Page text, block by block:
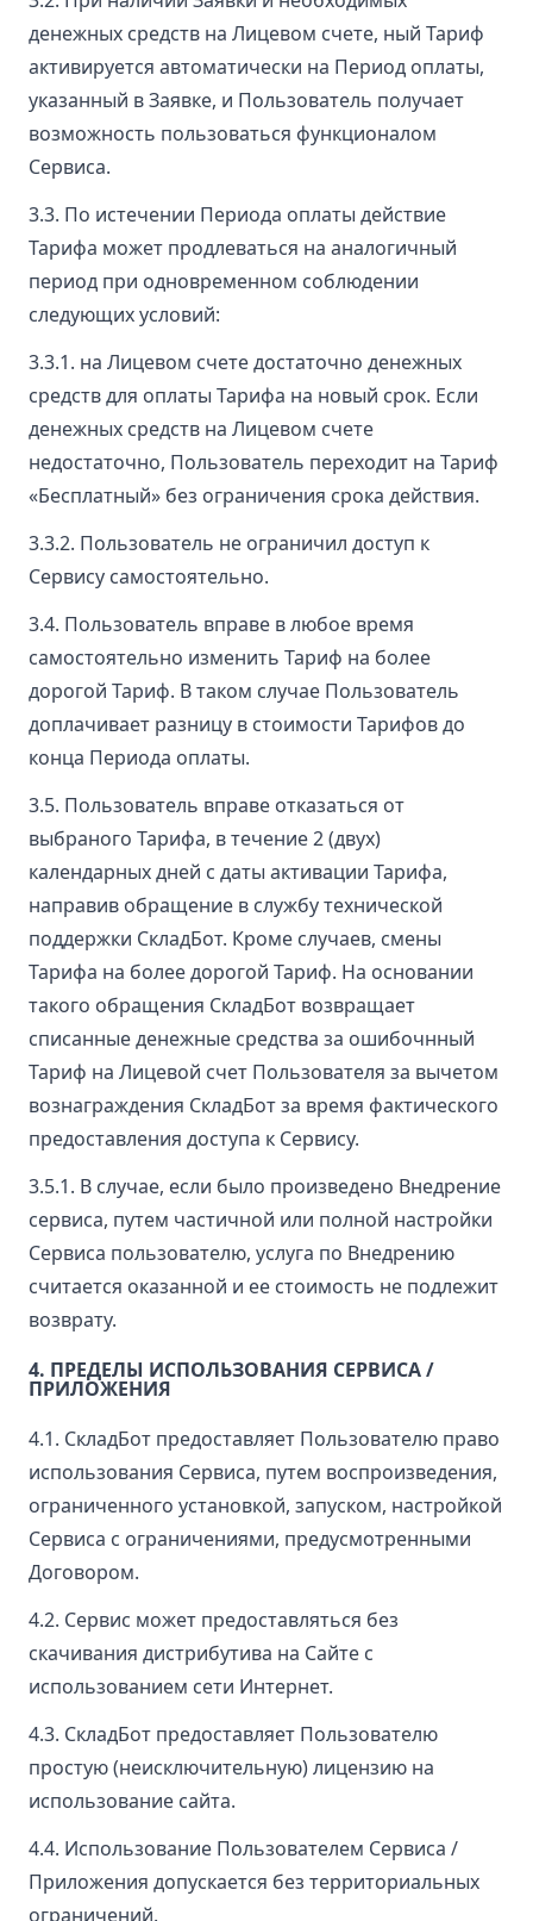
денежных средств на Лицевом счете, ный Тариф
активируется автоматически на Период оплаты,
указанный в Заявке, и Пользователь получает
возможность пользоваться функционалом
Сервиса.
3.3. По истечении Периода оплаты действие
Тарифа может продлеваться на аналогичный
период при одновременном соблюдении
следующих условий:
3.3.1. на Лицевом счете достаточно денежных
средств для оплаты Тарифа на новый срок. Если
денежных средств на Лицевом счете
недостаточно, Пользователь переходит на Тариф
«Бесплатный» без ограничения срока действия.
3.3.2. Пользователь не ограничил доступ к
Сервису самостоятельно.
3.4. Пользователь вправе в любое время
самостоятельно изменить Тариф на более
дорогой Тариф. В таком случае Пользователь
доплачивает разницу в стоимости Тарифов до
конца Периода оплаты.
3.5. Пользователь вправе отказаться от
выбраного Тарифа, в течение 2 (двух)
календарных дней с даты активации Тарифа,
направив обращение в службу технической
поддержки СкладБот. Кроме случаев, смены
Тарифа на более дорогой Тариф. На основании
такого обращения СкладБот возвращает
списанные денежные средства за ошибочнный
Тариф на Лицевой счет Пользователя за вычетом
вознаграждения СкладБот за время фактического
предоставления доступа к Сервису.
3.5.1. В случае, если было произведено Внедрение
сервиса, путем частичной или полной настройки
Сервиса пользователю, услуга по Внедрению
считается оказанной и ее стоимость не подлежит
возврату.
4. ПРЕДЕЛЫ ИСПОЛЬЗОВАНИЯ СЕРВИСА /
ПРИЛОЖЕНИЯ
4.1. СкладБот предоставляет Пользователю право
использования Сервиса, путем воспроизведения,
ограниченного установкой, запуском, настройкой
Сервиса с ограничениями, предусмотренными
Договором.
4.2. Сервис может предоставляться без
скачивания дистрибутива на Сайте с
использованием сети Интернет.
4.3. СкладБот предоставляет Пользователю
простую (неисключительную) лицензию на
использование сайта.
4.4. Использование Пользователем Сервиса /
Приложения допускается без территориальных
ограничений.